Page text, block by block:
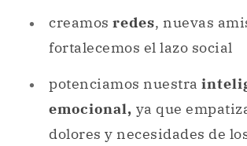
creamos redes, nuevas
fortalecemos el lazo social
potenciamos nuestra
emocional, ya que
dolores y necesidades de